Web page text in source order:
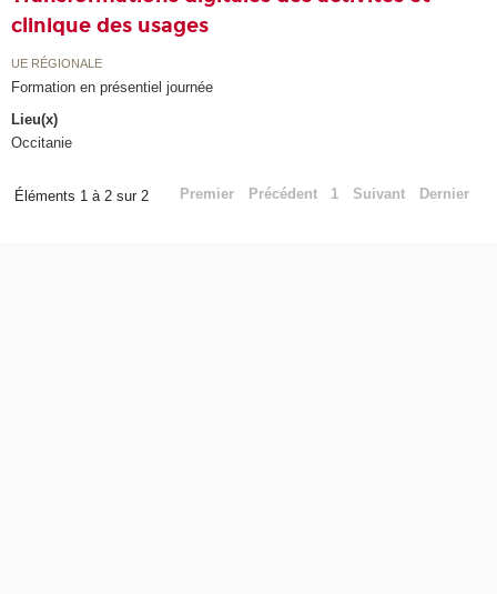
clinique des usages
UE RÉGIONALE
Formation en présentiel journée
Lieu(x)
Occitanie
Éléments 1 à 2 sur 2 Premier Précédent 1 Suivant Dernier